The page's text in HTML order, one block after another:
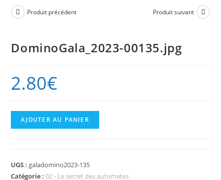
Produit précédent Produit suivant
DominoGala_2023-00135.jpg
2.80€
quantité
de
AJOUTER AU PANIER
UGS : galadomino2023-135
Catégorie :02 - Le secret des automates